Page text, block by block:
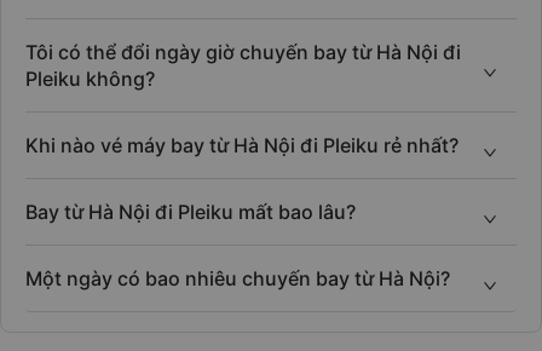
Tôi có thể đổi ngày giờ chuyến bay từ Hà Nội đi
Pleiku không?
Khi nào vé máy bay từ Hà Nội đi Pleiku rẻ nhất?
Bay từ Hà Nội đi Pleiku mất bao lâu?
Một ngày có bao nhiêu chuyến bay từ Hà Nội?